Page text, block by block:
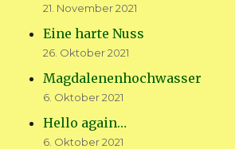
21. November 2021
Eine harte Nuss
26. Oktober 2021
Magdalenenhochwasser
6. Oktober 2021
Hello again…
6. Oktober 2021